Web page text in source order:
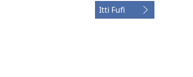
Itti Fufi